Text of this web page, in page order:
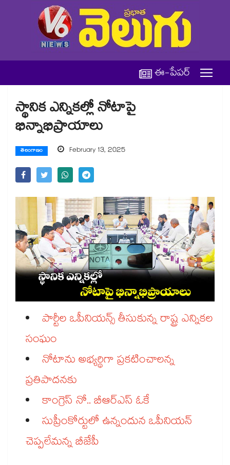
ఈ-పేపర్
స్థానిక ఎన్నికల్లో నోటాపై
భిన్నాభిప్రాయాలు
తెలంగాణం February 13, 2025
పార్టీల ఒపీనియన్స్​ తీసుకున్న రాష్ట్ర ఎన్నికల
సంఘం
నోటాను అభ్యర్థిగా ప్రకటించాలన్న
ప్రతిపాదనకు
కాంగ్రెస్​ నో.. బీఆర్ఎస్​ ఓకే
సుప్రీంకోర్టులో ఉన్నందున ఒపీనియన్​
చెప్పలేమన్న బీజేపీ